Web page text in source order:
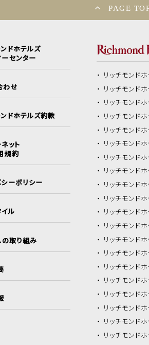
PAGE
ドホテルズ
ーセンター
わせ
ンドホテルズ約款
ット
規約
シーポリシー
ル
取り組み
リッチモンド
リッチモンド
リッチモンド
リッチモンド
リッチモンド
リッチモンド
リッチモンド
リッチモンド
リッチモンド
リッチモンド
リッチモンド
リッチモンド
リッチモンド
リッチモンド
リッチモンド
リッチモンド
リッチモンド
リッチモンド
リッチモンド
リッチモンド